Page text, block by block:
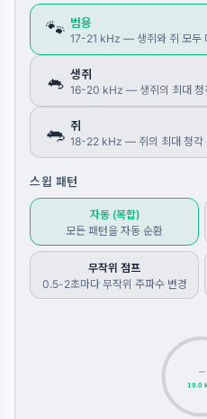
🐾 범용
17-21 kHz — 생쥐와 쥐 모두
🐁 생쥐
16-20 kHz — 생쥐의 최대 청
🐀 쥐
18-22 kHz — 쥐의 최대 청각
스윕 패턴
자동 (복합)
모든 패턴을 자동 순환
무작위 점프
0.5-2초마다 무작위 주파수 변경
—
19.0